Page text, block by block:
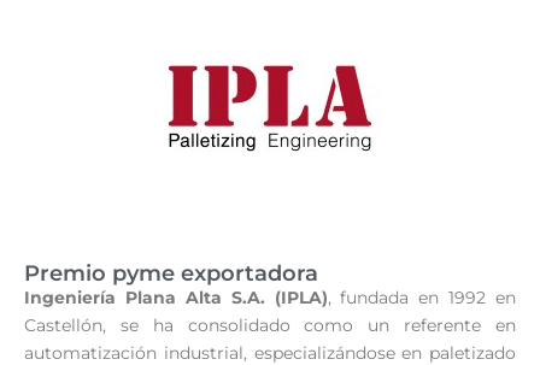
Premio pyme exportadora
Ingeniería Plana Alta S.A. (IPLA), fundada en 1992 en
Castellón, se ha consolidado como un referente en
automatización industrial, especializándose en paletizado